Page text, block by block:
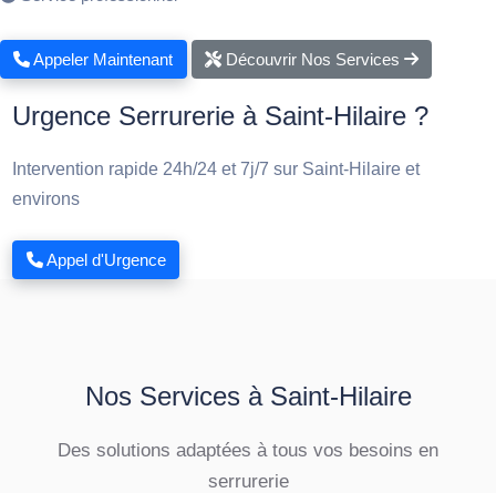
Appeler Maintenant Découvrir Nos Services
Urgence Serrurerie à Saint-Hilaire ?
Intervention rapide 24h/24 et 7j/7 sur Saint-Hilaire et
environs
Appel d'Urgence
Nos Services à Saint-Hilaire
Des solutions adaptées à tous vos besoins en
serrurerie